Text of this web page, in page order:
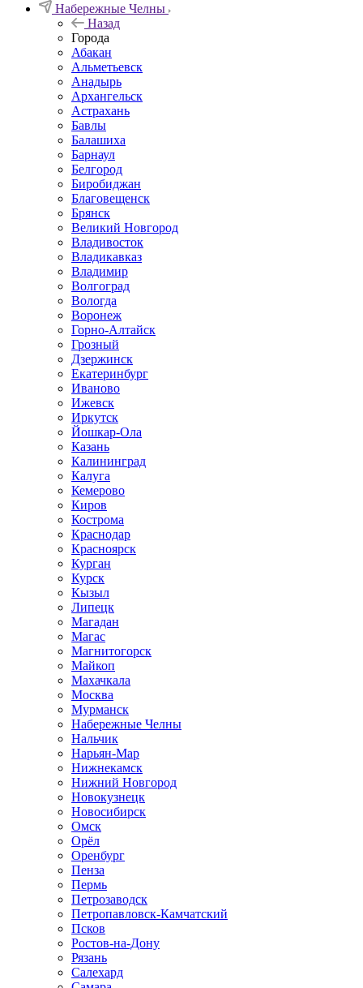
Набережные Челны
Назад
Города
Абакан
Альметьевск
Анадырь
Архангельск
Астрахань
Бавлы
Балашиха
Барнаул
Белгород
Биробиджан
Благовещенск
Брянск
Великий Новгород
Владивосток
Владикавказ
Владимир
Волгоград
Вологда
Воронеж
Горно-Алтайск
Грозный
Дзержинск
Екатеринбург
Иваново
Ижевск
Иркутск
Йошкар-Ола
Казань
Калининград
Калуга
Кемерово
Киров
Кострома
Краснодар
Красноярск
Курган
Курск
Кызыл
Липецк
Магадан
Магас
Магнитогорск
Майкоп
Махачкала
Москва
Мурманск
Набережные Челны
Нальчик
Нарьян-Мар
Нижнекамск
Нижний Новгород
Новокузнецк
Новосибирск
Омск
Орёл
Оренбург
Пенза
Пермь
Петрозаводск
Петропавловск-Камчатский
Псков
Ростов-на-Дону
Рязань
Салехард